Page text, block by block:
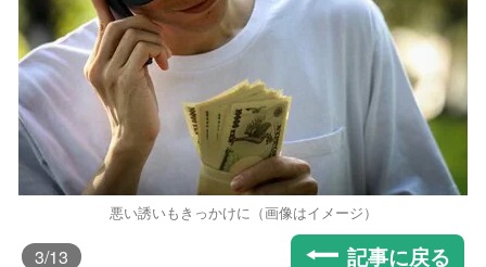
悪い誘いもきっかけに（画像はイメージ）
3/13 記事に戻る